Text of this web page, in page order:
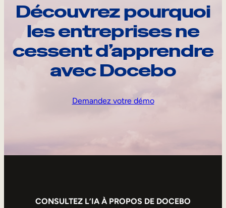
Découvrez pourquoi
les entreprises ne
cessent d’apprendre
avec Docebo
Demandez votre démo
CONSULTEZ L’IA À PROPOS DE DOCEBO